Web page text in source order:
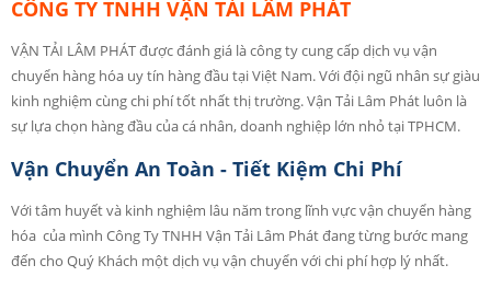
CÔNG TY TNHH VẬN TẢI LÂM PHÁT
VẬN TẢI LÂM PHÁT được đánh giá là công ty cung cấp dịch vụ vận
chuyển hàng hóa uy tín hàng đầu tại Việt Nam. Với đội ngũ nhân sự giàu
kinh nghiệm cùng chi phí tốt nhất thị trường. Vận Tải Lâm Phát luôn là
sự lựa chọn hàng đầu của cá nhân, doanh nghiệp lớn nhỏ tại TPHCM.
Vận Chuyển An Toàn - Tiết Kiệm Chi Phí
Với tâm huyết và kinh nghiệm lâu năm trong lĩnh vực vận chuyển hàng
hóa của mình Công Ty TNHH Vận Tải Lâm Phát đang từng bước mang
đến cho Quý Khách một dịch vụ vận chuyển với chi phí hợp lý nhất.